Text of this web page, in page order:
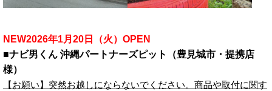
NEW2026年1月20日（火）OPEN
■ナビ男くん 沖縄パートナーズピット（豊見城市・提携店
様）
【お願い】突然お越しにならないでください。商品や取付に関す